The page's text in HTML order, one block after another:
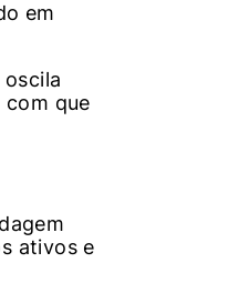
em
com que
ativos e